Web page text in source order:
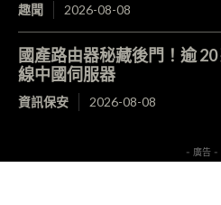
趣聞 2026-08-08
國產路由器秘藏後門！逾
線中國伺服器
資訊保安 2026-08-08
- 廣告 -